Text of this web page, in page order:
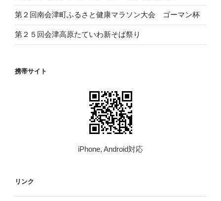
第２回南会津町ふるさと健康マラソン大会 ゴーマン杯
第２５回会津高原たていわ新そば祭り
携帯サイト
iPhone, Android対応
リンク